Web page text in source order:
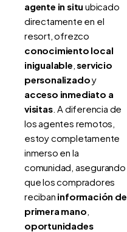
agente in situ ubicado
directamente en el
resort, ofrezco
conocimiento local
inigualable,servicio
personalizadoy
acceso inmediato a
visitas. A diferencia de
los agentes remotos,
estoy completamente
inmerso en la
comunidad, asegurando
que los compradores
reciban información de
primera mano,
oportunidades